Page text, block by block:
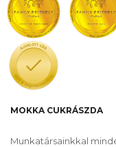
MOKKA CUKRÁSZDA
Munkatársainkkal